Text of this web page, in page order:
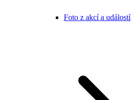
Foto z akcí a událostí